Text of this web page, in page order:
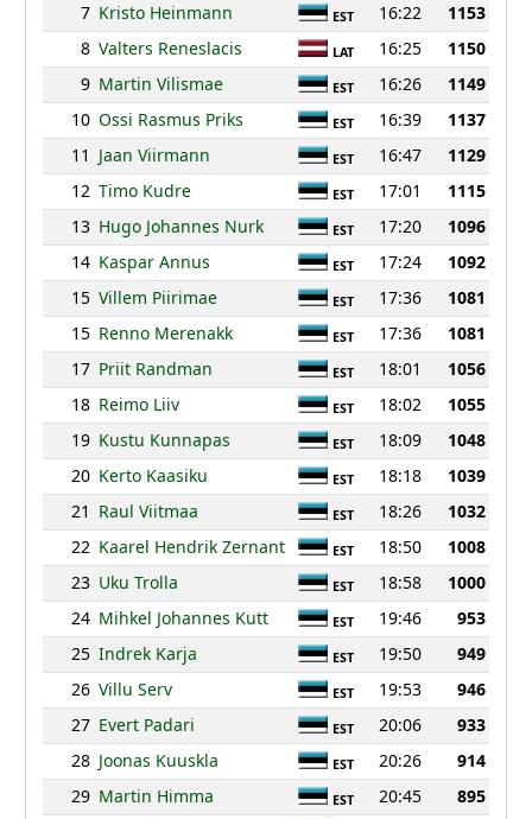
7 Kristo Heinmann EST 16:22
1153
8 Valters Reneslacis LAT 16:25
1150
9 Martin Vilismae EST 16:26
1149
10 Ossi Rasmus Priks EST 16:39
1137
11 Jaan Viirmann EST 16:47
1129
12 Timo Kudre EST 17:01
1115
13 Hugo Johannes Nurk EST 17:20
1096
14 Kaspar Annus EST 17:24
1092
15 Villem Piirimae EST 17:36
1081
15 Renno Merenakk EST 17:36
1081
17 Priit Randman EST 18:01
1056
18 Reimo Liiv EST 18:02
1055
19 Kustu Kunnapas EST 18:09
1048
20 Kerto Kaasiku EST 18:18
1039
21 Raul Viitmaa EST 18:26
1032
22 Kaarel Hendrik Zernant EST 18:50
1008
23 Uku Trolla EST 18:58
1000
24 Mihkel Johannes Kutt EST 19:46
953
25 Indrek Karja EST 19:50
949
26 Villu Serv EST 19:53
946
27 Evert Padari EST 20:06
933
28 Joonas Kuuskla EST 20:26
914
29 Martin Himma EST 20:45
895